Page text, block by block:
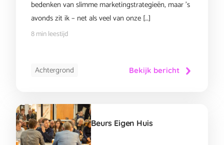
bedenken van slimme marketingstrategieën, maar ’s
avonds zit ik – net als veel van onze […]
8 min leestijd
Achtergrond Bekijk bericht
Beurs Eigen Huis